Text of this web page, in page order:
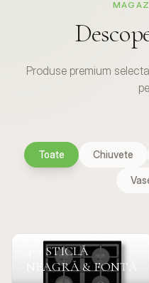
Produse premium
Toate Chiuvete
PLITA GAZ 60CF
471 STICLĂ
NEAGRĂ & FONTĂ